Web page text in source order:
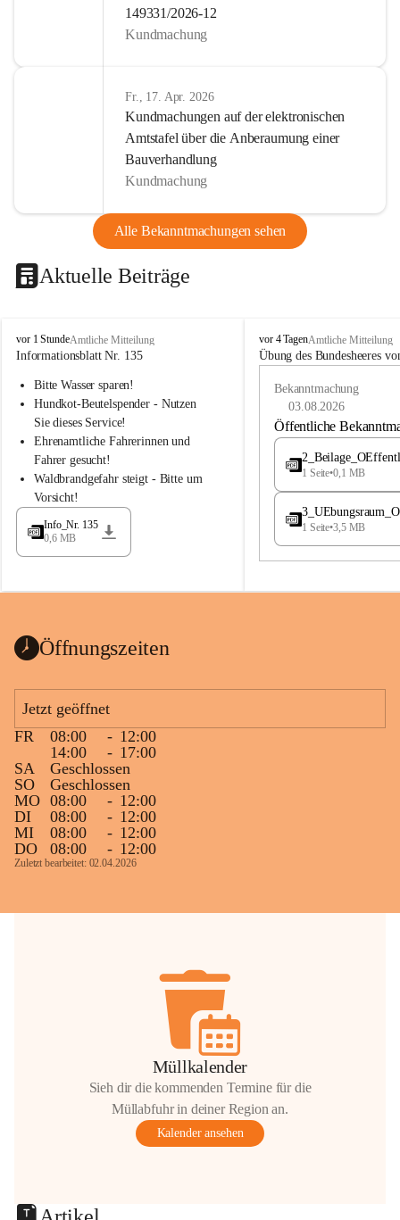
149331/2026-12
Kundmachung
Fr., 17. Apr. 2026
Kundmachungen auf der elektronischen
Amtstafel über die Anberaumung einer
Bauverhandlung
Kundmachung
Alle Bekanntmachungen sehen
Aktuelle Beiträge
B
u
h
a
d
l
a
vor 1 StundeAmtliche Mitteilung
Informationsblatt Nr. 135
Bitte Wasser sparen!
Hundkot-Beutelspender - Nutzen
Sie dieses Service!
Ehrenamtliche Fahrerinnen und
Fahrer gesucht!
Waldbrandgefahr steigt - Bitte um
Vorsicht!
Info_Nr. 135
0,6 MB
B
u
e
a
vor 4 TagenAmtliche Mitteilung
Übung des Bundesheeres
Bekanntmachung
03.08.2026
Öffentliche
1 Seite•0,1 MB
1 Seite•3,5 MB
Öffnungszeiten
Jetzt geöffnet
FR
08:00 - 12:00
14:00
- 17:00
SA
Geschlossen
SO
Geschlossen
MO 08:00 - 12:00
DI
08:00 - 12:00
MI
08:00 - 12:00
DO
08:00 - 12:00
Zuletzt bearbeitet: 02.04.2026
Müllkalender
Sieh dir die kommenden Termine für die
Müllabfuhr in deiner Region an.
Kalender ansehen